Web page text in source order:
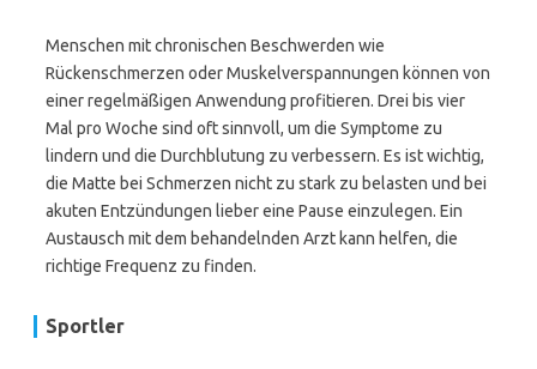
Menschen mit chronischen Beschwerden wie
Rückenschmerzen oder Muskelverspannungen können von
einer regelmäßigen Anwendung profitieren. Drei bis vier
Mal pro Woche sind oft sinnvoll, um die Symptome zu
lindern und die Durchblutung zu verbessern. Es ist wichtig,
die Matte bei Schmerzen nicht zu stark zu belasten und bei
akuten Entzündungen lieber eine Pause einzulegen. Ein
Austausch mit dem behandelnden Arzt kann helfen, die
richtige Frequenz zu finden.
Sportler